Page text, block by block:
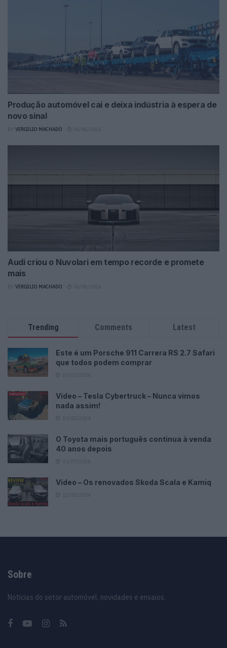
Produção automóvel cai e deixa indústria à espera de
novo sinal
VIRGILIO MACHADO
Audi criou o Nuvolari em tempo recorde e promete
mais
VIRGILIO MACHADO
Trending Comments Latest
Este é um Porsche 911 Carrera RS 2.7 Safari
que todos podem comprar
Vídeo – Tesla Cybertruck – Nunca vimos
nada assim!
O Toyota mais português continua à venda
40 anos depois
Vídeo – Os renovados Skoda Scala e Kamiq
Sobre
Noticias do setor automóvel, novidades e ensaios.